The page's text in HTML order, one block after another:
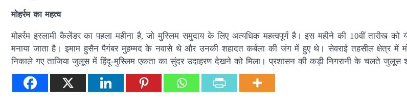
मोहर्रम का महत्व
मोहर्रम इस्लामी कैलेंडर का पहला महीना है, जो मुस्लिम समुदाय के लिए अत्यधिक महत्वपूर्ण है। इस महीने की 10वीं तारीख
मनाया जाता है। इमाम हुसैन पैगंबर मुहम्मद के नवासे थे और उनकी शहादत कर्बला की जंग में हुए थे। सेवराई तहसील क्षेत्र में
निकाले गए ताजिया जुलूस में हिंदू-मुस्लिम एकता का सुंदर उदाहरण देखने को मिला। प्रशासन की कड़ी निगरानी के चलते जुलूस